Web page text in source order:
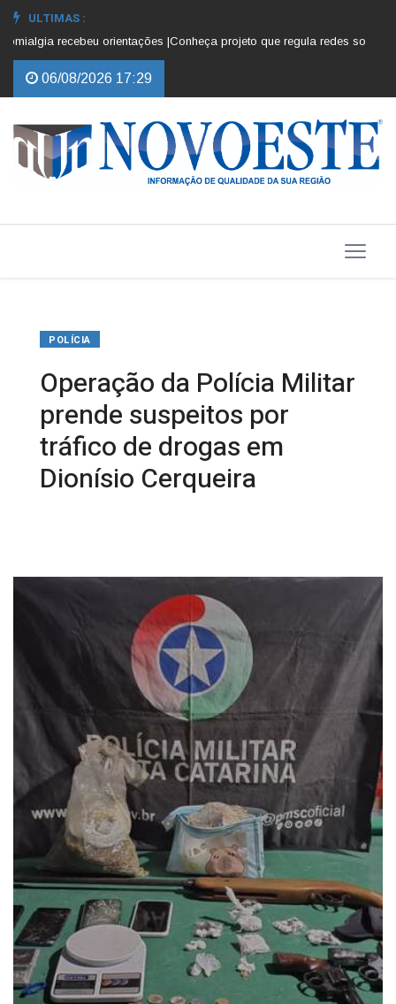
ULTIMAS :
recebeu orientações |Conheça projeto que regula redes sociais
06/08/2026 17:29
POLÍCIA
Operação da Polícia Militar
prende suspeitos por
tráfico de drogas em
Dionísio Cerqueira